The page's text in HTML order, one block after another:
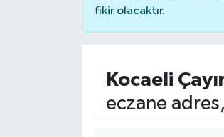
fikir olacaktır.
Kocaeli
eczane